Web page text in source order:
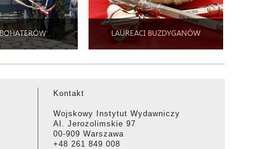
LAUREACI BUZDYGANÓW
Kontakt
Wojskowy Instytut Wydawniczy
Al. Jerozolimskie 97
00-909 Warszawa
+48 261 849 008